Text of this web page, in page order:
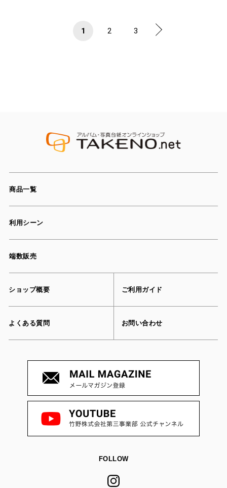
1 2 3
商品一覧
利用シーン
端数販売
ショップ概要 ご利用ガイド
よくある質問 お問い合わせ
FOLLOW